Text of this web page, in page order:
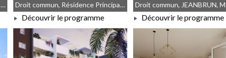
Résidence Principale, JEANBRUN, Meublé non géré, Droit commun
À PARTIR DE 224 500,00 €
Droit commun, Résidence Principale, JEANBRUN, Meublé non géré
Découvrir le programme
À PARTIR DE 227
Découvrir le programme